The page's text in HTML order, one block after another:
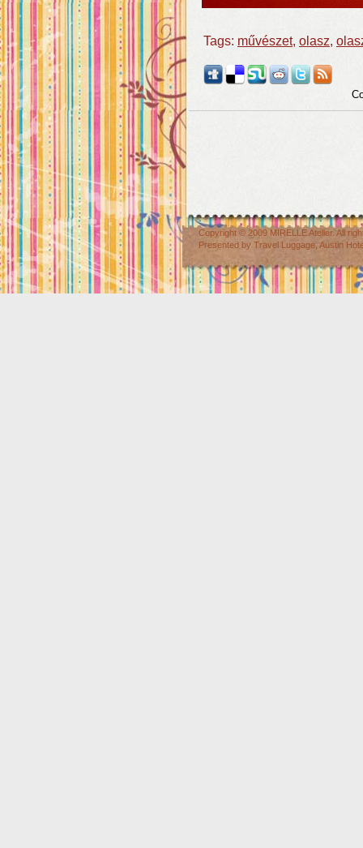
Tags: művészet, olasz,
Copyright © 2009 MIRELLE Atelier. All
Presented by Travel Luggage Austin